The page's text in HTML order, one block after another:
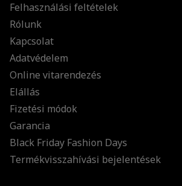
Felhasználási feltételek
Rólunk
Kapcsolat
Adatvédelem
Online vitarendezés
Elállás
Fizetési módok
Garancia
Black Friday Fashion Days
Termékvisszahívási bejelentések